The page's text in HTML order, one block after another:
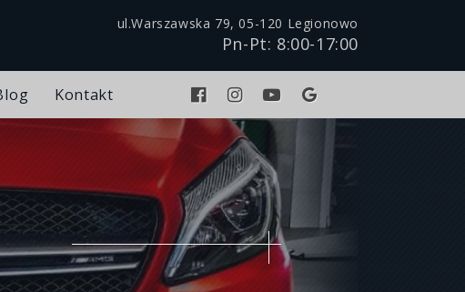
ul.Warszawska 79, 05-120 Legionowo
Pn-Pt: 8:00-17:00
Kontakt